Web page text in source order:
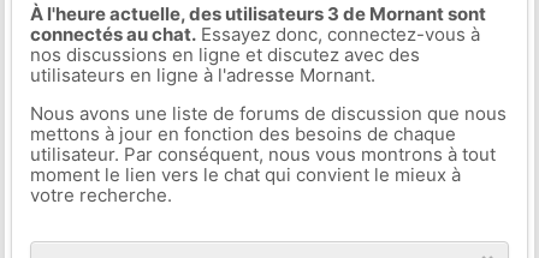
À l'heure actuelle, des utilisateurs 3 de Mornant sont
connectés au chat.Essayez donc, connectez-vous à
nos discussions en ligne et discutez avec des
utilisateurs en ligne à l'adresse Mornant.
Nous avons une liste de forums de discussion que nous
mettons à jour en fonction des besoins de chaque
utilisateur. Par conséquent, nous vous montrons à tout
moment le lien vers le chat qui convient le mieux à
votre recherche.